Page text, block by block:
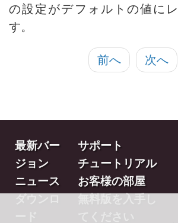
の設定がデフォルトの値に
す。
前へ 次へ
最新バー
ジョン
ニュース
サポート
チュートリアル
お客様の部屋